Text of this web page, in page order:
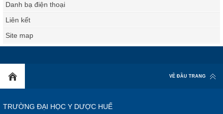
Danh bạ điện thoại
Liên kết
Site map
VỀ ĐẦU TRANG
TRƯỜNG ĐẠI HỌC Y DƯỢC HUẾ